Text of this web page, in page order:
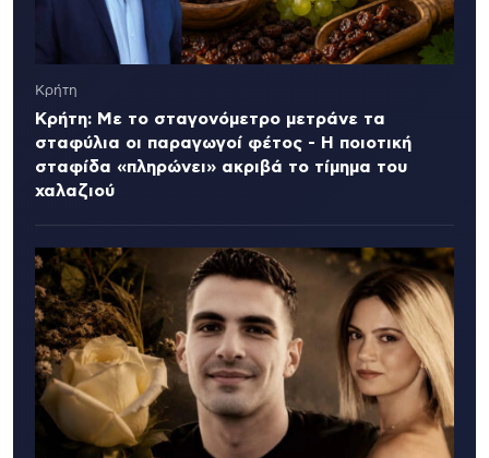
Κρήτη
Κρήτη: Με το σταγονόμετρο μετράνε τα
σταφύλια οι παραγωγοί φέτος - Η ποιοτική
σταφίδα «πληρώνει» ακριβά το τίμημα του
χαλαζιού